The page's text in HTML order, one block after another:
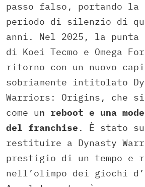
passo falso, portando la
periodo di silenzio di
anni. Nel 2025, la punta
di Koei Tecmo e Omega
ritorno con un nuovo
sobriamente intitolato
Warriors: Origins, che si
come un reboot e una
del franchise . È stato
restituire a Dynasty
prestigio di un tempo e
nell’olimpo dei giochi